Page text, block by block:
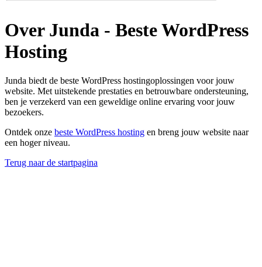
Over Junda - Beste WordPress
Hosting
Junda biedt de beste WordPress hostingoplossingen voor jouw
website. Met uitstekende prestaties en betrouwbare ondersteuning,
ben je verzekerd van een geweldige online ervaring voor jouw
bezoekers.
Ontdek onze beste WordPress hosting en breng jouw website naar
een hoger niveau.
Terug naar de startpagina